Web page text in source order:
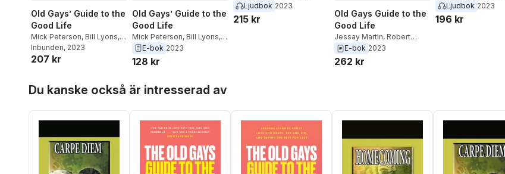
Old Gays’ Guide to the
Good Life
Mick Peterson, Bill Lyons,
Robert Reeves,
Martin
Inbunden, 2023
207 kr
Old Gays’ Guide to the
Good Life
Mick Peterson, Bill Lyons,
Robert Reeves
Martin
E-bok 2023
128 kr
Peterson
Ljudbok 2023
215 kr
Old Gays Guide to the
Good Life
Jessay Martin, Robert
Reeves, Bill Lyons
Peterson
E-bok 2023
262 kr
Reeves,Bill Lyons
Peterson
Ljudbok 2023
196 kr
Du kanske också är intresserad av